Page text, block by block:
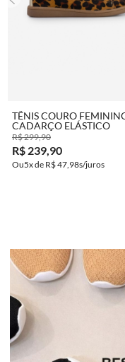
TÊNIS COURO
CADARÇO ELÁSTICO
R$ 299,90
R$ 239,90
5x de R$ 47,98